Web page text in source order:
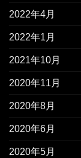
2022年4月
2022年1月
2021年10月
2020年11月
2020年8月
2020年6月
2020年5月